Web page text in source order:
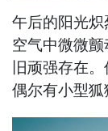
午后的阳光
空气中微微
旧顽强存在
偶尔有小型狐